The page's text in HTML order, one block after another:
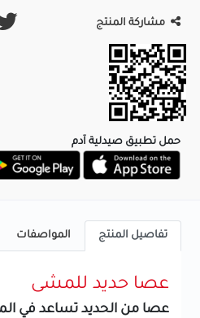
مشاركة المنتج
حمل تطبيق صيدلية آدم
تفاصيل المنتج المواصفات
عصا حديد للمشى
عصا من الحديد تساعد في